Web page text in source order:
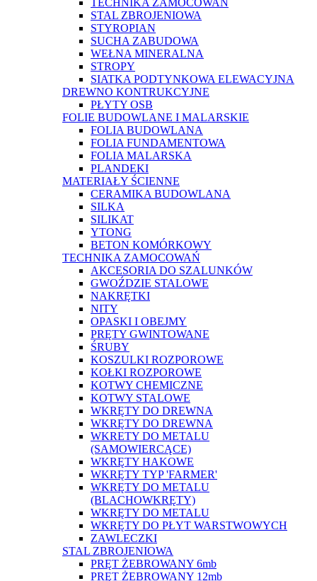
TECHNIKA ZAMOCOWAŃ
STAL ZBROJENIOWA
STYROPIAN
SUCHA ZABUDOWA
WEŁNA MINERALNA
STROPY
SIATKA PODTYNKOWA ELEWACYJNA
DREWNO KONTRUKCYJNE
PŁYTY OSB
FOLIE BUDOWLANE I MALARSKIE
FOLIA BUDOWLANA
FOLIA FUNDAMENTOWA
FOLIA MALARSKA
PLANDEKI
MATERIAŁY ŚCIENNE
CERAMIKA BUDOWLANA
SILKA
SILIKAT
YTONG
BETON KOMÓRKOWY
TECHNIKA ZAMOCOWAŃ
AKCESORIA DO SZALUNKÓW
GWOŹDZIE STALOWE
NAKRĘTKI
NITY
OPASKI I OBEJMY
PRĘTY GWINTOWANE
ŚRUBY
KOSZULKI ROZPOROWE
KOŁKI ROZPOROWE
KOTWY CHEMICZNE
KOTWY STALOWE
WKRĘTY DO DREWNA
WKRĘTY DO DREWNA
WKRETY DO METALU
(SAMOWIERCĄCE)
WKRĘTY HAKOWE
WKRĘTY TYP 'FARMER'
WKRĘTY DO METALU
(BLACHOWKRĘTY)
WKRĘTY DO METALU
WKRĘTY DO PŁYT WARSTWOWYCH
ZAWLECZKI
STAL ZBROJENIOWA
PRĘT ŻEBROWANY 6mb
PRĘT ŻEBROWANY 12mb